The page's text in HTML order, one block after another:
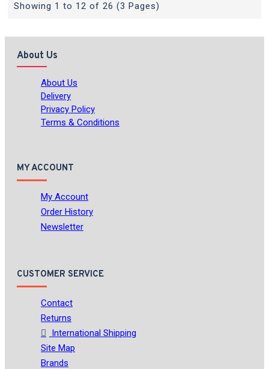
Showing 1 to 12 of 26 (3 Pages)
About Us
About Us
Delivery
Privacy Policy
Terms & Conditions
MY ACCOUNT
My Account
Order History
Newsletter
CUSTOMER SERVICE
Contact
Returns
International Shipping
Site Map
Brands